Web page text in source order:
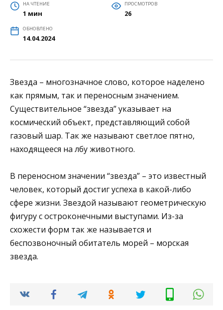
НА ЧТЕНИЕ
1 мин
ПРОСМОТРОВ
26
ОБНОВЛЕНО
14.04.2024
Звезда – многозначное слово, которое наделено
как прямым, так и переносным значением.
Существительное “звезда” указывает на
космический объект, представляющий собой
газовый шар. Так же называют светлое пятно,
находящееся на лбу животного.
В переносном значении “звезда” – это известный
человек, который достиг успеха в какой-либо
сфере жизни. Звездой называют геометрическую
фигуру с остроконечными выступами. Из-за
схожести форм так же называется и
беспозвоночный обитатель морей – морская
звезда.